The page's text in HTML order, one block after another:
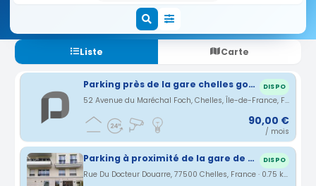
Liste Carte
Parking près de la gare chelles gournay DISPO
52 Avenue du Maréchal Foch, Chelles, Île-de-France, France · 0.57 km
90,00 €
/ mois
Parking à proximité de la gare de Chelles 77500 DISPO
Rue Du Docteur Douarre, 77500 Chelles, France · 0.75 km